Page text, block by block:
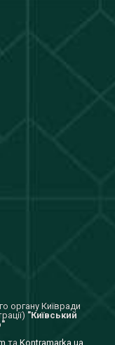
органу Київради
"Київський
та Kontramarka.ua